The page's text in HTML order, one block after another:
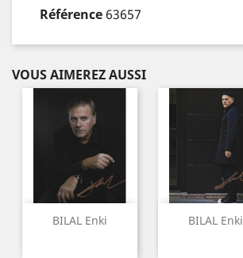
Référence 63657
VOUS AIMEREZ AUSSI
BILAL Enki BILAL Enki